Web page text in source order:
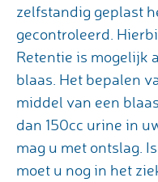
zelfstandig geplast
gecontroleerd.
Retentie is mogelijk
blaas. Het bepalen
middel van een
dan 150cc urine in
mag u met ontslag.
moet u nog in het